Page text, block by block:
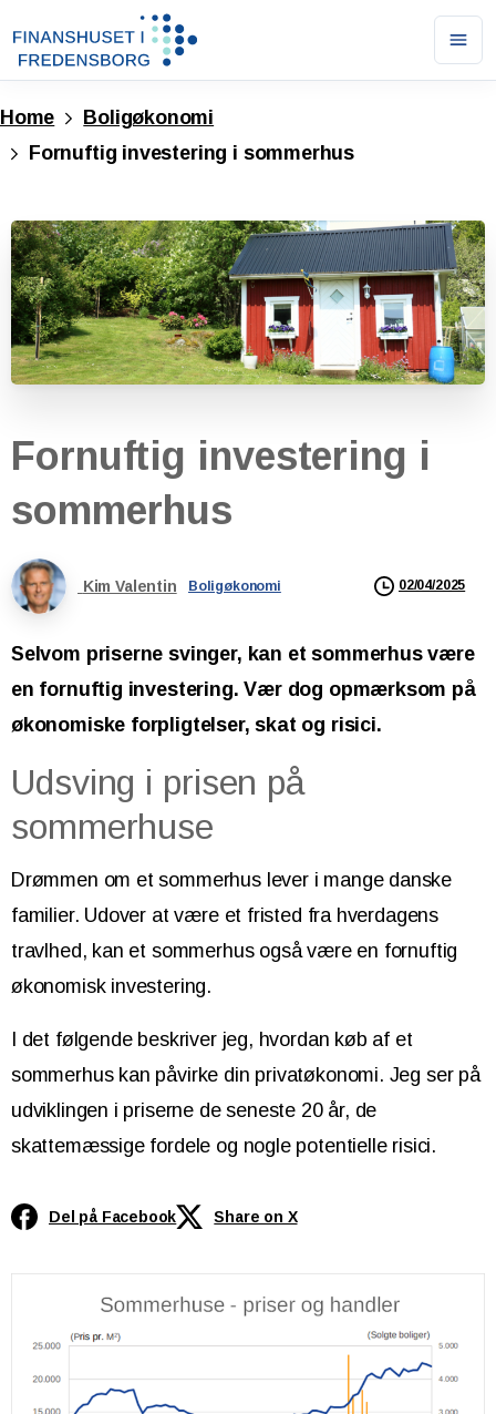
Home
Boligøkonomi
Fornuftig investering i sommerhus
Fornuftig investering i
sommerhus
Kim Valentin Boligøkonomi 02/04/2025
Selvom priserne svinger, kan et sommerhus være
en fornuftig investering. Vær dog opmærksom på
økonomiske forpligtelser, skat og risici.
Udsving i prisen på
sommerhuse
Drømmen om et sommerhus lever i mange danske
familier. Udover at være et fristed fra hverdagens
travlhed, kan et sommerhus også være en fornuftig
økonomisk investering.
I det følgende beskriver jeg, hvordan køb af et
sommerhus kan påvirke din privatøkonomi. Jeg ser på
udviklingen i priserne de seneste 20 år, de
skattemæssige fordele og nogle potentielle risici.
Del på Facebook Share on X